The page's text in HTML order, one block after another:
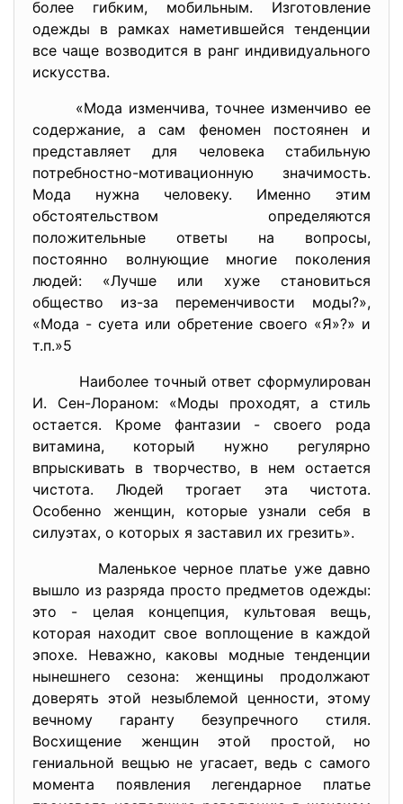
более гибким, мобильным. Изготовление
одежды в рамках наметившейся тенденции
все чаще возводится в ранг индивидуального
искусства.
«Мода изменчива, точнее изменчиво ее
содержание, а сам феномен постоянен и
представляет для человека стабильную
потребностно-мотивационную значимость.
Мода нужна человеку. Именно этим
обстоятельством определяются
положительные ответы на вопросы,
постоянно волнующие многие поколения
людей: «Лучше или хуже становиться
общество из-за переменчивости моды?»,
«Мода - суета или обретение своего «Я»?» и
т.п.»5
Наиболее точный ответ сформулирован
И. Сен-Лораном: «Моды проходят, а стиль
остается. Кроме фантазии - своего рода
витамина, который нужно регулярно
впрыскивать в творчество, в нем остается
чистота. Людей трогает эта чистота.
Особенно женщин, которые узнали себя в
силуэтах, о которых я заставил их грезить».
Маленькое черное платье уже давно
вышло из разряда просто предметов одежды:
это - целая концепция, культовая вещь,
которая находит свое воплощение в каждой
эпохе. Неважно, каковы модные тенденции
нынешнего сезона: женщины продолжают
доверять этой незыблемой ценности, этому
вечному гаранту безупречного стиля.
Восхищение женщин этой простой, но
гениальной вещью не угасает, ведь с самого
момента появления легендарное платье